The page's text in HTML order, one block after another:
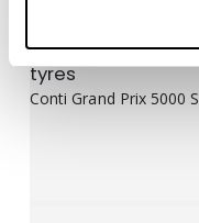
Newmen Streem A.49/
12x100mm/
tyres
Conti Grand Prix 5000